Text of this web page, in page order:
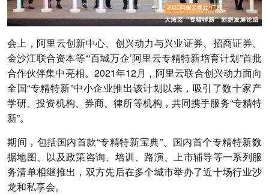
会上，阿里云创新中心、创兴动力与兴业证券、招商证券、
金沙江联合资本等“‘百城万企’阿里云专精特新培育计划”首批
合作伙伴集中亮相。2021年12月，阿里云联合创兴动力面向
全国“专精特新”中小企业推出该计划以来，吸引了数十家产
学研、投资机构、券商、律所等机构，共同携手服务“专精特
新”。
期间，包括国内首款“专精特新宝典”、国内首个专精特新数
据地图、以及政策咨询、培训、路演、上市辅导等一系列服
务清单相继推出，双方先后在多个城市举办了近十场行业沙
龙和私享会。